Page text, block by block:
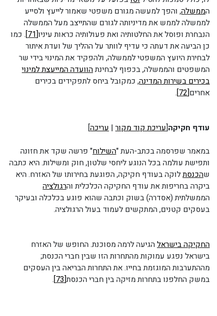
הממשלה, והפך למעשה מגורם משפטי שאמור לייעץ ולסייע
לממשלה לממש את מדיניותה לגורם שהתייצב מעל הממשלה
הנבחרת ופוסל את החלטותיה ואת פעולותיה כראות עיניו[71]
. כמו
כן הביעה את דעתה כי עדיף לוותר על ההליך של ועדת איתור
לבחירת היועץ המשפטי לממשלה, ולהפקיד את המינוי בידי שר
המשפטים והממשלה, בכפוף לבחינתהוועדה המייעצת למינוי
בכירים בשירות המדינה, כמקובל ביחס לתפקידים בכירים
אחרים[72]
.
עודף חקיקה[עריכת קוד מקור | עריכה]
במאמר שפרסמה בכתב-העת "השילוח" פרשה שקד את חזונה
ותפישת עולמה בכל הנוגע ליחסי שלטון, חוק ומשילות. היא כתבה
שהכנסתלוקה בעודף חקיקה, הפוגעת בחירותו של האזרח. היא
ביקרה בחריפות את עודף החקיקה הכלכלית והרגולציה
הממשלתית (אסדרה) בשוק וכתבה שהוא פוגע בכלכלה ובעיקר
בעסקים קטנים, המתקשים לעמוד בעול הרגולציה.
החקיקה בישראלהגיעה לרמה מסוכנת. החופש של האזרח
בישראל נפגע עמוקות מהתחרות הזו שבין חברי הכנסת;
מההתערבות המוגזמת בחייו. את התחרות הבריאה בין העסקים
במשק החלפנו בתחרות מזיקה בין חברי הכנסת[73]
.